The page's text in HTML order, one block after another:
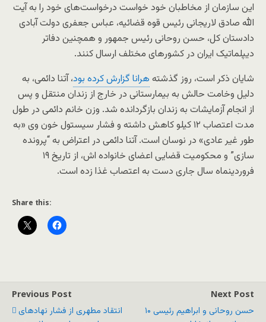
این سازمان از مخاطبان خود خواست درخواست‌های خود را به آیت
الله صادق لاریجانی رئیس قوه قضائیه، عباس جعفری دولت آبادی
دادستان کل، حسن روحانی رئیس جمهور و همچنین دفاتر
دیپلماتیک ایران در کشورهای مختلف ارسال کنند.
شایان ذکر است، روز گذشته هرانا گزارش کرده بود، آتنا دائمی، به
دلیل وخامت حالش به بیمارستانی در خارج از زندان منتقل و پس
از انجام آزمایشات به زندان بازگردانده شد. وزن خانم دائمی در طول
مدت اعتصاب ۱۲ کیلو کاهش داشته و فشار سیستول خون وی «به
طور غیر عادی» در نوسان است. آتنا دائمی در اعتراض به “پرونده
سازی” و محکومیت قضایی اعضای خانواده اش، از تاریخ ۱۹
فروردینماه سال جاری دست به اعتصاب غذا زده است.
Share this:
Previous Post
انتقاد مطهری از فشار نهادهای
Next Post
حسن روحانی و ابراهیم رئیسی ۱۰